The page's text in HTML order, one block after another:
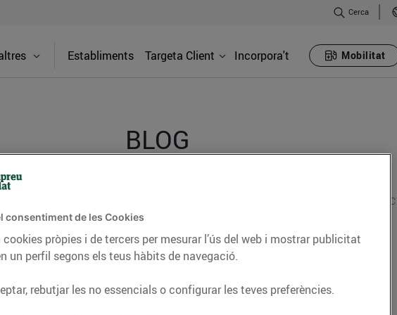
Cerca
Establiments Targeta Client Incorpora't Mobilitat
BLOG
consells nutricionals, informació d’actualitat sobre
del nostre territori i molts altres temes.
CONSELLS I HÀBITS SALUDABLES ENERGIA GASTRONOMIA I TRADICIONS
consentiment de les Cookies
pròpies i de tercers per mesurar l’ús del web i mostrar publicitat
un perfil segons els teus hàbits de navegació.
rebutjar les no essencials o configurar les teves preferències.